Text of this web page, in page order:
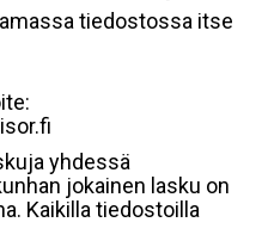
tiedostossa itse
yhdessä
jokainen lasku on
Kaikilla tiedostoilla